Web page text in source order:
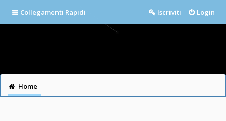
Collegamenti Rapidi Login
Iscriviti
Home